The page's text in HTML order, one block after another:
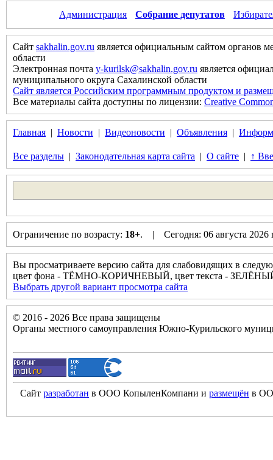
Администрация Собрание депутатов
Сайт sakhalin.gov.ru является официальным сайтом органов
области
Электронная почта y-kurilsk@sakhalin.gov.ru является
муниципального округа Сахалинской области
Сайт является Российским программным продуктом и
Все материалы сайта доступны по лицензии: Creative
Главная | Новости | Видеоновости | Объявления |
Все разделы | Законодательная карта сайта | О сайте | ↑
Ограничение по возрасту: 18+. | Сегодня: 06 августа
Вы просматриваете версию сайта для слабовидящих в
цвет фона - ТЁМНО-КОРИЧНЕВЫЙ, цвет текста -
Выбрать другой вариант просмотра сайта
© 2016 - 2026 Все права защищены
Органы местного самоуправления Южно-Курильского
Сайт разработан в ООО КопыленКомпани и размещён в